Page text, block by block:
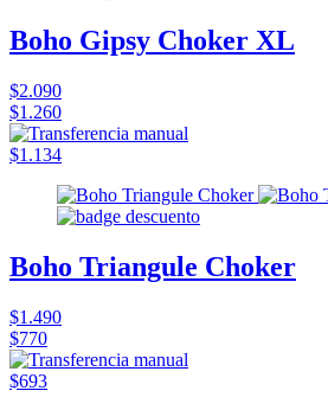
Boho Gipsy Choker XL
$2.090
$1.260
$1.134
Boho Triangule Choker
$1.490
$770
$693